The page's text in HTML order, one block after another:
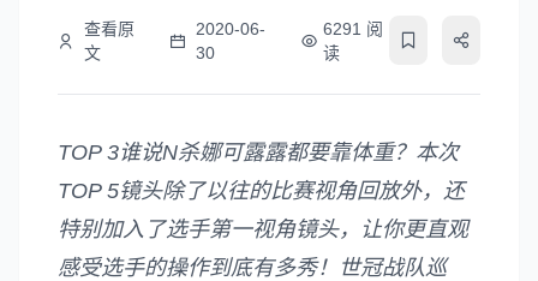
查看原
文
2020-06-
30
6291 阅
读
TOP 3谁说N杀娜可露露都要靠体重？本次
TOP 5镜头除了以往的比赛视角回放外，还
特别加入了选手第一视角镜头，让你更直观
感受选手的操作到底有多秀！世冠战队巡